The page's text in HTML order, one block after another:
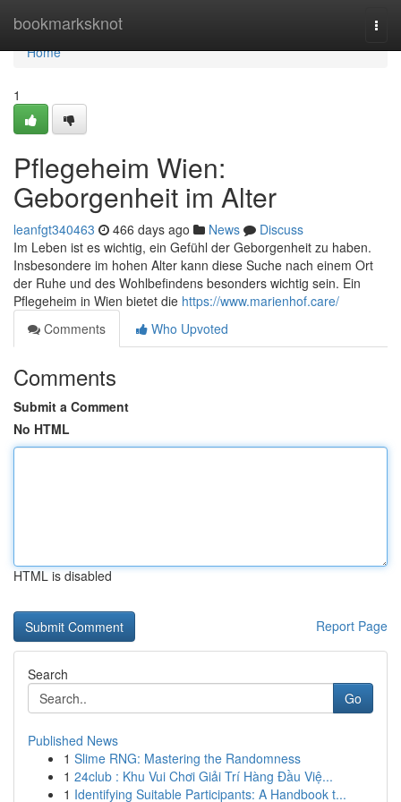
bookmarksknot
Home
Home
1
Pflegeheim Wien:
Geborgenheit im Alter
leanfgt340463 466 days ago News
Discuss
Im Leben ist es wichtig, ein Gefühl der Geborgenheit zu haben.
Insbesondere im hohen Alter kann diese Suche nach einem Ort
der Ruhe und des Wohlbefindens besonders wichtig sein. Ein
Pflegeheim in Wien bietet die https://www.marienhof.care/
Comments
Who Upvoted
Comments
Submit a Comment
No HTML
HTML is disabled
Report Page
Search
Go
Published News
1 Slime RNG: Mastering the Randomness
1 24club : Khu Vui Chơi Giải Trí Hàng Đầu Việ...
1 Identifying Suitable Participants: A Handbook t...